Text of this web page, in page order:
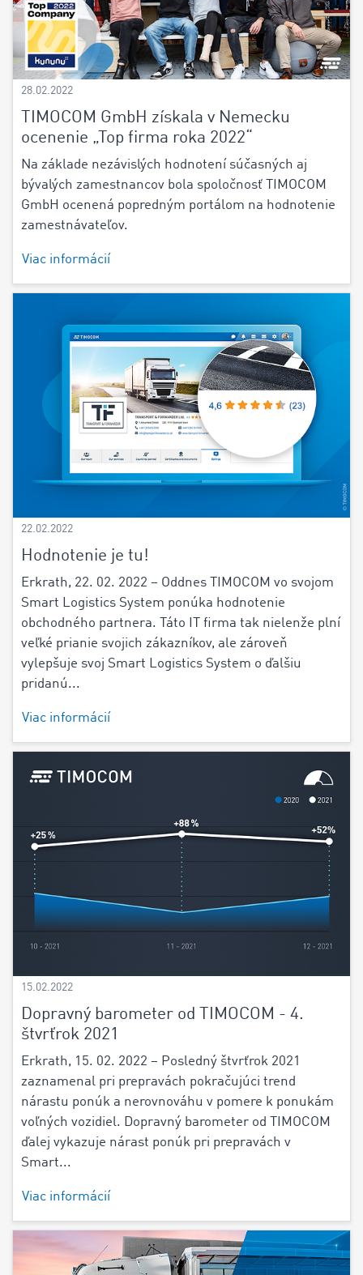
28.02.2022
TIMOCOM GmbH získala v Nemecku
ocenenie „Top firma roka 2022“
Na základe nezávislých hodnotení súčasných aj
bývalých zamestnancov bola spoločnosť TIMOCOM
GmbH ocenená popredným portálom na hodnotenie
zamestnávateľov.
Viac informácií
22.02.2022
Hodnotenie je tu!
Erkrath, 22. 02. 2022 – Oddnes TIMOCOM vo svojom
Smart Logistics System ponúka hodnotenie
obchodného partnera. Táto IT firma tak nielenže plní
veľké prianie svojich zákazníkov, ale zároveň
vylepšuje svoj Smart Logistics System o ďalšiu
pridanú...
Viac informácií
15.02.2022
Dopravný barometer od TIMOCOM - 4.
štvrťrok 2021
Erkrath, 15. 02. 2022 – Posledný štvrťrok 2021
zaznamenal pri prepravách pokračujúci trend
nárastu ponúk a nerovnováhu v pomere k ponukám
voľných vozidiel. Dopravný barometer od TIMOCOM
ďalej vykazuje nárast ponúk pri prepravách v
Smart...
Viac informácií